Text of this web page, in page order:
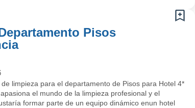
Pisos
de limpieza para el departamento de Pisos para Hotel 4*
el mundo de la limpieza profesional y el
formar parte de un equipo dinámico enun hotel